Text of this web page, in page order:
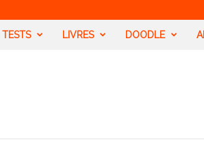
TESTS LIVRES DOODLE